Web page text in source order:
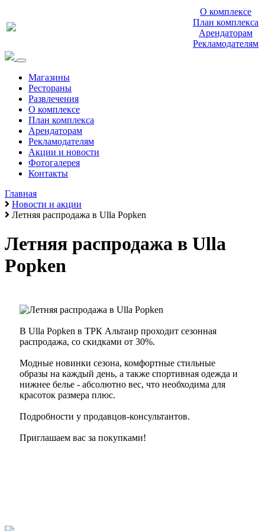
О комплексе
План комплекса
Арендаторам
Рекламодателям
Магазины
Рестораны
Развлечения
О комплексе
План комплекса
Арендаторам
Рекламодателям
Акции и новости
Фотогалерея
Контакты
Главная
Новости и акции
Летняя распродажа в Ulla Popken
Летняя распродажа в Ulla
Popken
В Ulla Popken в ТРК Альтаир проходит сезонная
распродажа, со скидками от 30%.
Модные новинки сезона, комфортные стильные
образы на каждый день, а также спортивная одежда и
нижнее белье - абсолютно вес, что необходима для
красоток размера плюс.
Подробности у продавцов-консультантов.
Приглашаем вас за покупками!